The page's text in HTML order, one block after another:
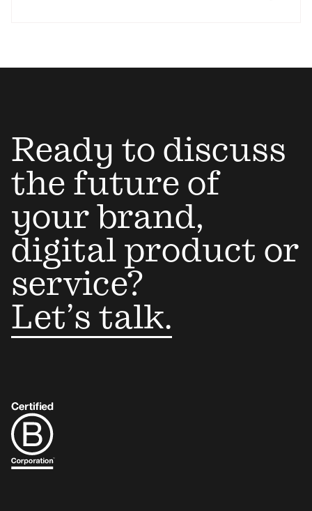
Ready to discuss
the future of
your brand,
digital product or
service?
Let’s talk.